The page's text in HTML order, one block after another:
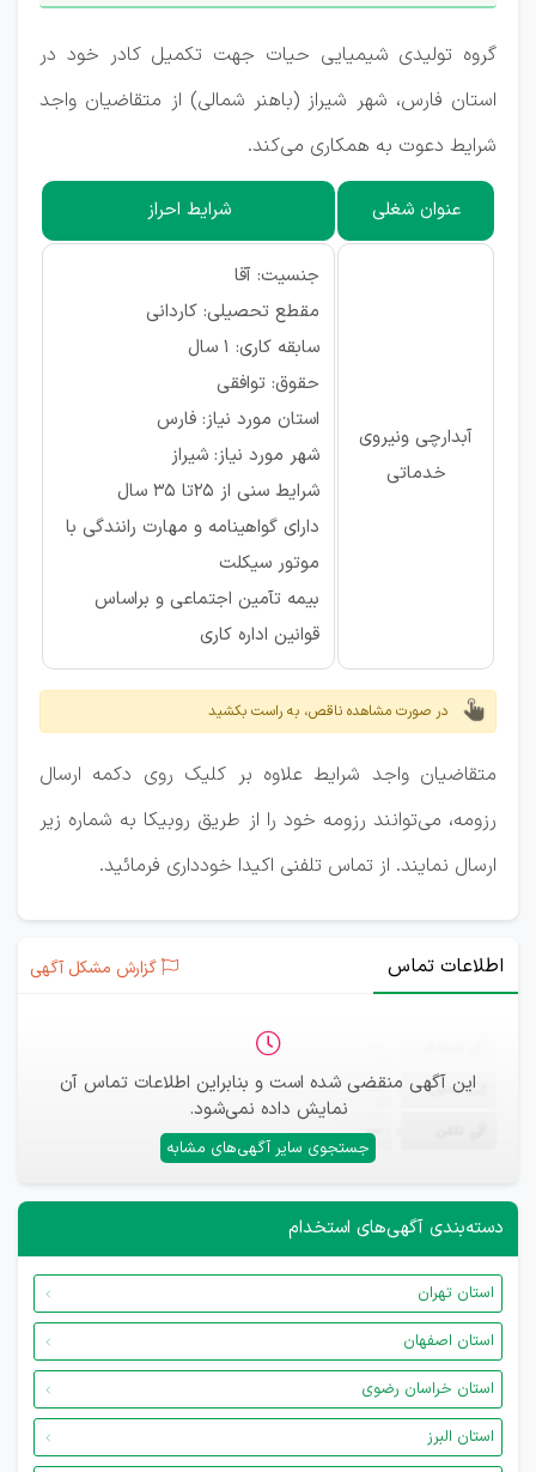
گروه تولیدی شیمیایی حیات جهت تکمیل کادر خود در
استان فارس، شهر شیراز (باهنر شمالی) از متقاضیان واجد
شرایط دعوت به همکاری می‌کند.
عنوان شغلی شرایط احراز
آبدارچی ونیروی
خدماتی
جنسیت: آقا
مقطع تحصیلی: کاردانی
سابقه کاری: ۱ سال
حقوق: توافقی
استان مورد نیاز: فارس
شهر مورد نیاز: شیراز
شرایط سنی از 25تا 35 سال
دارای گواهینامه و مهارت رانندگی با
موتور سیکلت
بیمه تآمین اجتماعی و براساس
قوانین اداره کاری
در صورت مشاهده ناقص، به راست بکشید
متقاضیان واجد شرایط علاوه بر کلیک روی دکمه ارسال
رزومه، می‌توانند رزومه خود را از طریق روبیکا به شماره زیر
ارسال نمایند. از تماس تلفنی اکیدا خودداری فرمائید.
اطلاعات تماس گزارش مشکل آگهی
این آگهی منقضی شده است و بنابراین اطلاعات تماس آن
نمایش داده نمی‌شود.
جستجوی سایر آگهی‌های مشابه
ایمیل —
—
دسته‌بندی آگهی‌های استخدام
استان تهران
استان اصفهان
استان خراسان رضوی
استان البرز